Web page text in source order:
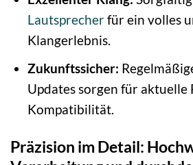
Lautsprecherfür ein volles
Klangerlebnis.
Zukunftssicher:
Updates sorgen für aktuelle
Kompatibilität.
Präzision im Detail: